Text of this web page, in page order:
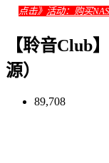
点击》 活动：购买
【聆音Club
源）
89,708